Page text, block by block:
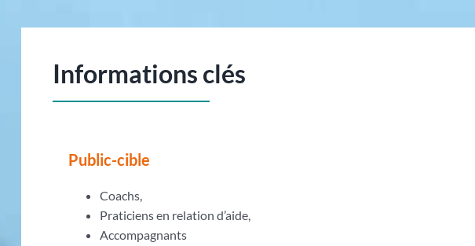
Informations clés
Public-cible
Coachs,
Praticiens en relation d’aide,
Accompagnants